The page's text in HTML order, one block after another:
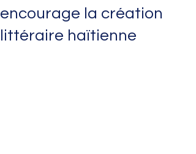
encourage la création
littéraire haïtienne